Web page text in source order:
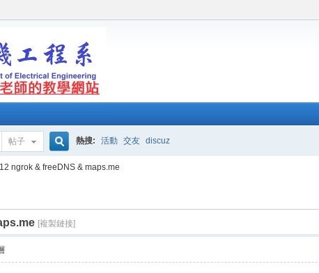
帖子
搜
索
熱搜: 活動 交友 discuz
ngrok & freeDNS & maps.me
[複製鏈接]